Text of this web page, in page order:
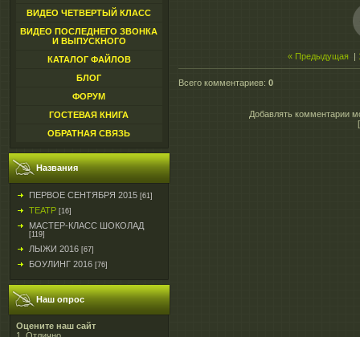
ВИДЕО ЧЕТВЕРТЫЙ КЛАСС
ВИДЕО ПОСЛЕДНЕГО ЗВОНКА
И ВЫПУСКНОГО
КАТАЛОГ ФАЙЛОВ
БЛОГ
ФОРУМ
ГОСТЕВАЯ КНИГА
ОБРАТНАЯ СВЯЗЬ
Названия
ПЕРВОЕ СЕНТЯБРЯ 2015 [61]
ТЕАТР [16]
МАСТЕР-КЛАСС ШОКОЛАД
[119]
ЛЫЖИ 2016 [67]
БОУЛИНГ 2016 [76]
Наш опрос
Оцените наш сайт
« Предыдущая
Всего комментариев: 0
Добавлять комментарии